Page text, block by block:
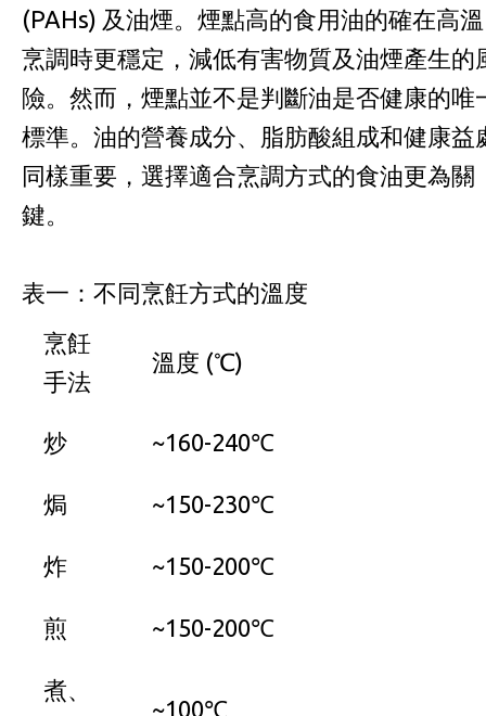
(PAHs) 及油煙。煙點高的食用油的確在高溫
烹調時更穩定，減低有害物質及油煙產生的
險。然而，煙點並不是判斷油是否健康的唯
標準。油的營養成分、脂肪酸組成和健康益
同樣重要，選擇適合烹調方式的食油更為關
鍵。
表一：不同烹飪方式的溫度
烹飪
手法
溫度 (℃)
炒 ~160-240℃
焗 ~150-230℃
炸 ~150-200℃
煎 ~150-200℃
煮、
~100℃